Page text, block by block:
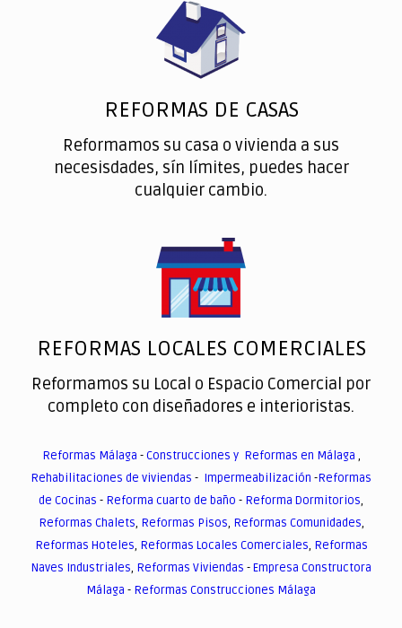
REFORMAS DE CASAS
Reformamos su casa o vivienda a sus
necesisdades, sín límites, puedes hacer
cualquier cambio.
REFORMAS LOCALES COMERCIALES
Reformamos su Local o Espacio Comercial por
completo con diseñadores e interioristas.
Reformas Málaga -Construcciones y Reformas en Málaga ,
Rehabilitaciones de viviendas - Impermeabilización -Reformas
de Cocinas - Reforma cuarto de baño - Reforma Dormitorios,
Reformas Chalets, Reformas Pisos, Reformas Comunidades,
Reformas Hoteles, Reformas Locales Comerciales, Reformas
Naves Industriales, Reformas Viviendas -Empresa Constructora
Málaga - Reformas Construcciones Málaga